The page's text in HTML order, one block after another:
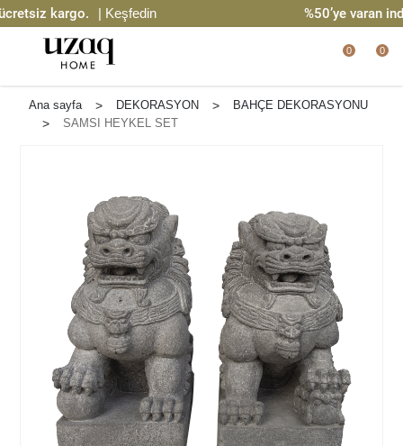
kargo. | Keşfedin %50’ye varan
0 0
Ana sayfa > DEKORASYON > BAHÇE DEKORASYONU
> SAMSI HEYKEL SET